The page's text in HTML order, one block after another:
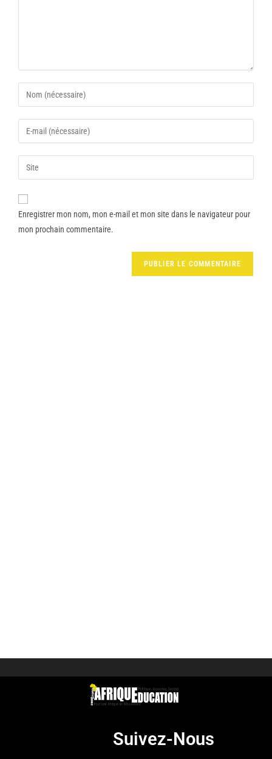
Enregistrer mon nom, mon e-mail et mon site dans le navigateur pour
mon prochain commentaire.
Suivez-Nous